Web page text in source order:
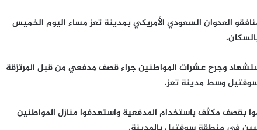
منافقو العدوان السعودي الأمريكي بمدينة تعز مساء اليوم الخميس
وجرح عشرات المواطنين جراء قصف مدفعي من قبل المرتزقة
وسط مدينة تعز.
بقصف مكثف باستخدام المدفعية واستهدفوا منازل المواطنين